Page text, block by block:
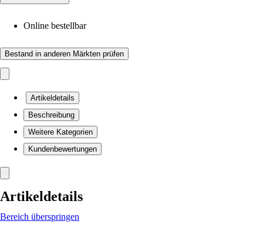
Online bestellbar
Bestand in anderen Märkten prüfen
Artikeldetails
Beschreibung
Weitere Kategorien
Kundenbewertungen
Artikeldetails
Bereich überspringen